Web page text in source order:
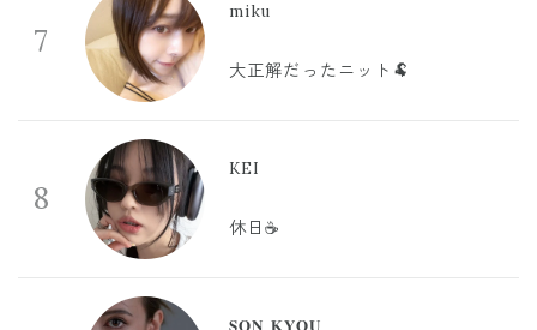
7
miku
大正解だったニット🐏
8
KEI
休日☕️